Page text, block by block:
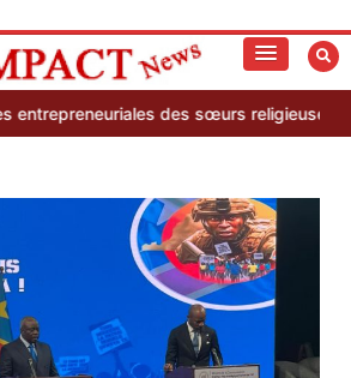
des sœurs religieuses de Nto